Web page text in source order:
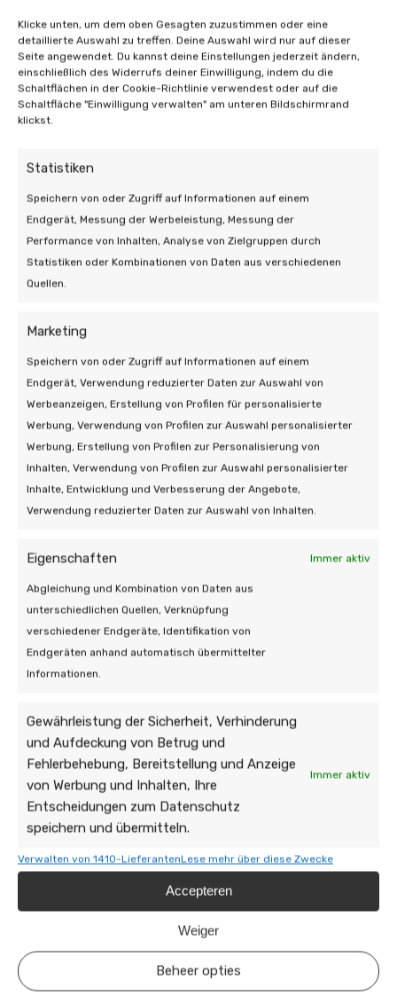
Klicke unten, um dem oben Gesagten zuzustimmen oder eine
detaillierte Auswahl zu treffen. Deine Auswahl wird nur auf dieser
Seite angewendet. Du kannst deine Einstellungen jederzeit ändern,
einschließlich des Widerrufs deiner Einwilligung, indem du die
Schaltflächen in der Cookie-Richtlinie verwendest oder auf die
Schaltfläche "Einwilligung verwalten" am unteren Bildschirmrand
klickst.
Statistiken
Speichern von oder Zugriff auf Informationen auf einem
Endgerät, Messung der Werbeleistung, Messung der
Performance von Inhalten, Analyse von Zielgruppen durch
Statistiken oder Kombinationen von Daten aus verschiedenen
Quellen.
Marketing
Speichern von oder Zugriff auf Informationen auf einem
Endgerät, Verwendung reduzierter Daten zur Auswahl von
Werbeanzeigen, Erstellung von Profilen für personalisierte
Werbung, Verwendung von Profilen zur Auswahl personalisierter
Werbung, Erstellung von Profilen zur Personalisierung von
Inhalten, Verwendung von Profilen zur Auswahl personalisierter
Inhalte, Entwicklung und Verbesserung der Angebote,
Verwendung reduzierter Daten zur Auswahl von Inhalten.
Eigenschaften Immer aktiv
Abgleichung und Kombination von Daten aus
unterschiedlichen Quellen, Verknüpfung
verschiedener Endgeräte, Identifikation von
Endgeräten anhand automatisch übermittelter
Informationen.
Gewährleistung der Sicherheit, Verhinderung
und Aufdeckung von Betrug und
Fehlerbehebung, Bereitstellung und Anzeige
von Werbung und Inhalten, Ihre
Entscheidungen zum Datenschutz
speichern und übermitteln.
Immer aktiv
Verwalten von 1410-LieferantenLese mehr über diese Zwecke
Accepteren
Weiger
Beheer opties
sein.
Wie viele Solarmodule brauchen Sie
für eine Klimaanlage?
beträgt 430 x 0,88, was 378,4 kWh entspricht.
einer Klimaanlage, der bei 1.476 kWh liegt, wird
deutlich, dass Sie mindestens 4 bis 5 zusätzliche
Solarmodule benötigen. Diese zusätzlichen Paneele
wurden speziell dafür entwickelt, den erhöhten
Stromverbrauch für die Kühlung Ihres Hauses
eine Überlegung wert. Informieren Sie sich über die
Optionen für Ihr Haus und beginnen Sie zu sparen.
Viel Glück!
Auch interessant: